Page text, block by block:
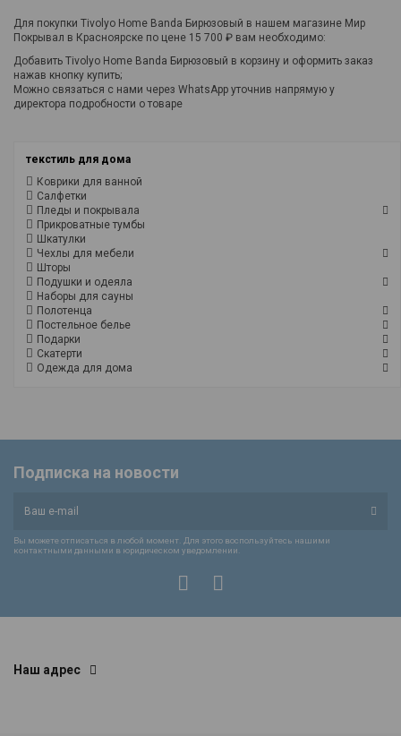
Для покупки Tivolyo Home Banda Бирюзовый в нашем магазине Мир
Покрывал в Красноярске по цене 15 700 ₽ вам необходимо:
Добавить Tivolyo Home Banda Бирюзовый в корзину и оформить заказ
нажав кнопку купить;
Можно связаться с нами через WhatsApp уточнив напрямую у
директора подробности о товаре
текстиль для дома
Коврики для ванной
Салфетки
Пледы и покрывала
Прикроватные тумбы
Шкатулки
Чехлы для мебели
Шторы
Подушки и одеяла
Наборы для сауны
Полотенца
Постельное белье
Подарки
Скатерти
Одежда для дома
Подписка на новости
Вы можете отписаться в любой момент. Для этого воспользуйтесь нашими
контактными данными в юридическом уведомлении.
Наш адрес